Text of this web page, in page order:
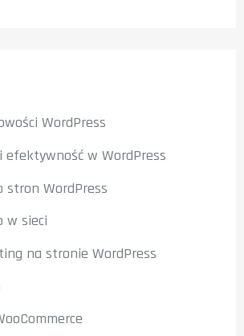
WordPress
efektywność w WordPress
stron WordPress
w sieci
na stronie WordPress